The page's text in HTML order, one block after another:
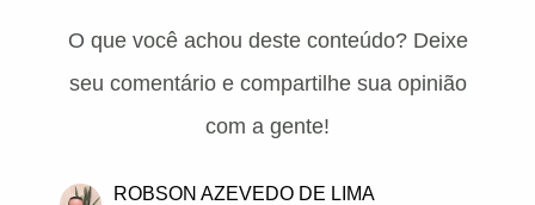
O que você achou deste conteúdo? Deixe
seu comentário e compartilhe sua opinião
com a gente!
ROBSON AZEVEDO DE LIMA